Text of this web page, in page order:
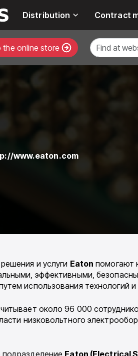
Distribution Contract
the online store
www.eaton.com
и услуги Eaton помогают
эффективными,
использования технологий и
около 96 000
низковольтного